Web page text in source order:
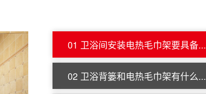
01 卫浴间安装电热毛巾架要具备...
02 卫浴背篓和电热毛巾架有什么...